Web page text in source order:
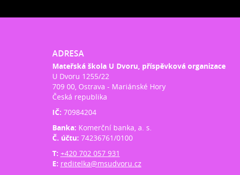
ADRESA
Mateřská škola U Dvoru, příspěvková organizace
U Dvoru 1255/22
709 00, Ostrava - Mariánské Hory
Česká republika
IČ: 70984204
Banka: Komerční banka, a. s.
Č. účtu: 74236761/0100
T: +420 702 057 931
E: reditelka@msudvoru.cz